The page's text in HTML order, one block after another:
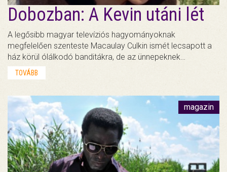
Dobozban: A Kevin utáni lét
A legősibb magyar televíziós hagyományoknak
megfelelően szenteste Macaulay Culkin ismét lecsapott a
ház körül ólálkodó banditákra, de az ünnepeknek…
TOVÁBB
magazin